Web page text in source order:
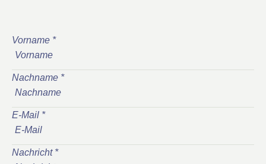
Vorname *
Nachname *
E-Mail *
Nachricht *